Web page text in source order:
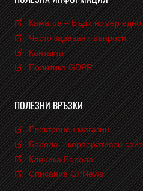
Камагра – Бъди номер едно
Често задавани въпроси
Контакти
Политика GDPR
ПОЛЕЗНИ ВРЪЗКИ
Електронен магазин
Борола – корпоративен сайт
Клиника Борола
Списание GPNews